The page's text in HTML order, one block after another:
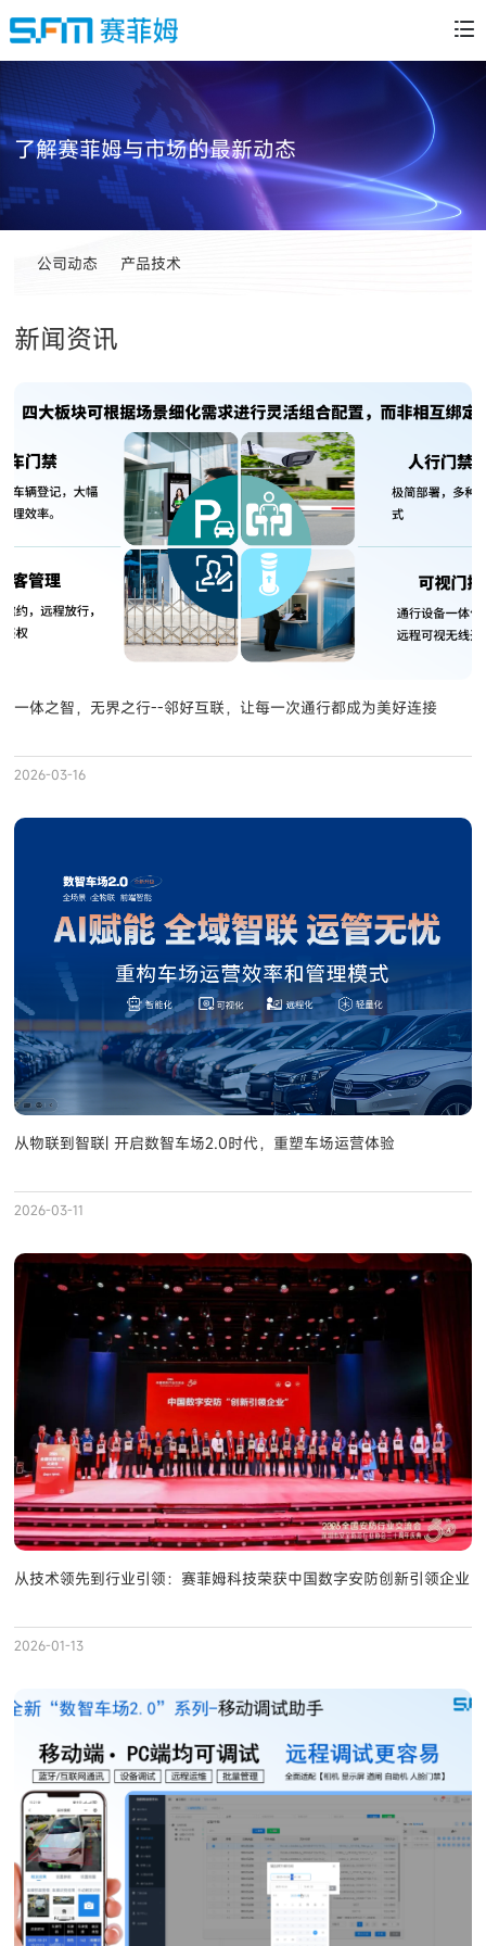
了解赛菲姆与市场的最新动态
公司动态 产品技术
新闻资讯
一体之智，无界之行--邻好互联，让每一次通行都成为美好连接
2026-03-16
从物联到智联| 开启数智车场2.0时代，重塑车场运营体验
2026-03-11
从技术领先到行业引领：赛菲姆科技荣获中国数字安防创新引领企业
2026-01-13